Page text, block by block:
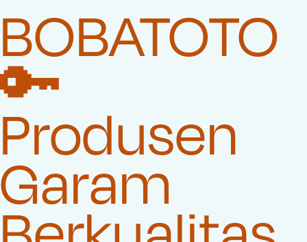
BOBATOTO
🔑
Produsen
Garam